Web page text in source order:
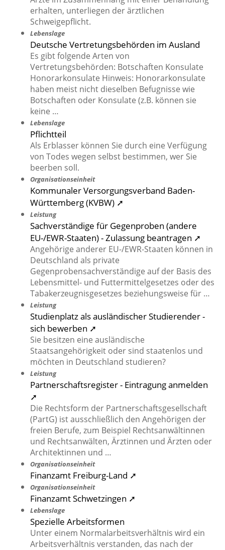
erhalten, unterliegen der ärztlichen
Schweigepflicht.
Lebenslage
Deutsche Vertretungsbehörden im Ausland
Es gibt folgende Arten von
Vertretungsbehörden: Botschaften Konsulate
Honorarkonsulate Hinweis: Honorarkonsulate
haben meist nicht dieselben Befugnisse wie
Botschaften oder Konsulate (z.B. können sie
keine …
Lebenslage
Pflichtteil
Als Erblasser können Sie durch eine Verfügung
von Todes wegen selbst bestimmen, wer Sie
beerben soll.
Organisationseinheit
Kommunaler Versorgungsverband Baden-
Württemberg (KVBW) ➚
Leistung
Sachverständige für Gegenproben (andere
EU-/EWR-Staaten) - Zulassung beantragen ➚
Angehörige anderer EU-/EWR-Staaten können in
Deutschland als private
Gegenprobensachverständige auf der Basis des
Lebensmittel- und Futtermittelgesetzes oder des
Tabakerzeugnisgesetzes beziehungsweise für …
Leistung
Studienplatz als ausländischer Studierender -
sich bewerben ➚
Sie besitzen eine ausländische
Staatsangehörigkeit oder sind staatenlos und
möchten in Deutschland studieren?
Leistung
Partnerschaftsregister - Eintragung anmelden
➚
Die Rechtsform der Partnerschaftsgesellschaft
(PartG) ist ausschließlich den Angehörigen der
freien Berufe, zum Beispiel Rechtsanwältinnen
und Rechtsanwälten, Ärztinnen und Ärzten oder
Architektinnen und …
Organisationseinheit
Finanzamt Freiburg-Land ➚
Organisationseinheit
Finanzamt Schwetzingen ➚
Lebenslage
Spezielle Arbeitsformen
Unter einem Normalarbeitsverhältnis wird ein
Arbeitsverhältnis verstanden, das nach der